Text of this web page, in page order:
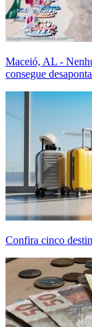
Maceió, AL -
consegue
Confira cinco